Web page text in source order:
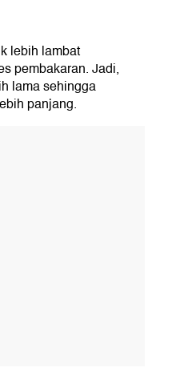
lebih lambat
pembakaran. Jadi,
lama sehingga
panjang.